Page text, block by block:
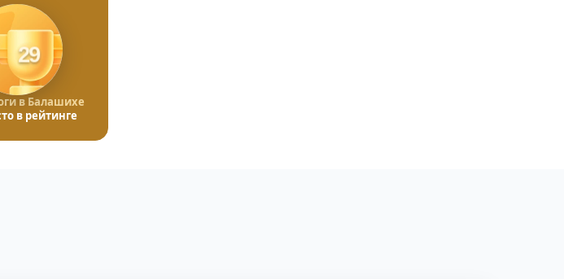
29
в Балашихе
в рейтинге